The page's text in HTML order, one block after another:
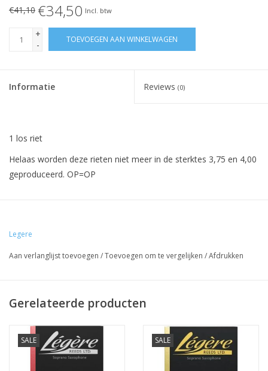
€41,10 €34,50 Incl. btw
+
-
TOEVOEGEN AAN WINKELWAGEN
Informatie Reviews (0)
1 los riet
Helaas worden deze rieten niet meer in de sterktes 3,75 en 4,00
geproduceerd. OP=OP
kunt u bij ons in atelier deze rieten geheel vrijblijvend
Klikhiervoor meer info.
Legere
Aan verlanglijst toevoegen /Toevoegen om te vergelijken /Afdrukken
Gerelateerde producten
SALE SALE